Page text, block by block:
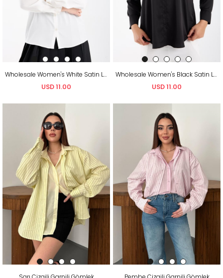
Wholesale Women's White Satin Long-Sleeve Shirt
USD 11.00
Wholesale Women's Black Satin Long-Sleeve Shirt
USD 11.00